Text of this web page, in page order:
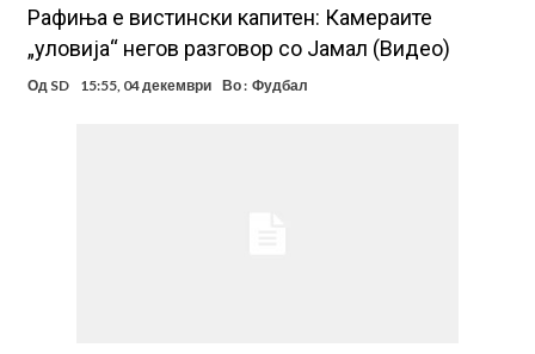
Рафиња е вистински капитен: Камераите
„уловија“ негов разговор со Јамал (Видео)
Од SD 15:55, 04 декември Во : Фудбал